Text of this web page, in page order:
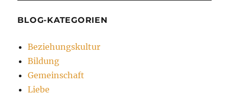
BLOG-KATEGORIEN
Beziehungskultur
Bildung
Gemeinschaft
Liebe